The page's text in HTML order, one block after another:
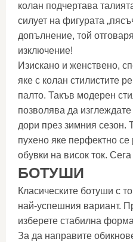
колан подчертава
силует на фигурата
допълнение, той
изключение!
Изискано и женствено,
яке с колан стилистите
палто. Такъв модерен
позволява да
дори през зимния сезон.
пухено яке перфектно се
обувки на висок ток.
БОТУШИ
Класическите ботуши с
най-успешния вариант.
изберете стабилна
За да направите